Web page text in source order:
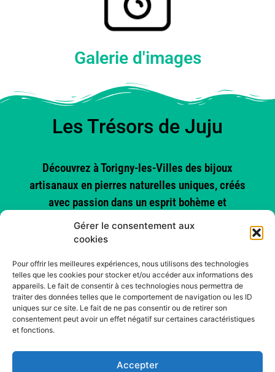
Gérer le consentement aux
cookies
Pour offrir les meilleures expériences, nous utilisons des technologies
telles que les cookies pour stocker et/ou accéder aux informations des
appareils. Le fait de consentir à ces technologies nous permettra de
traiter des données telles que le comportement de navigation ou les ID
uniques sur ce site. Le fait de ne pas consentir ou de retirer son
consentement peut avoir un effet négatif sur certaines caractéristiques
et fonctions.
Accepter
Galerie d'images
Les Trésors de Juju
Découvrez à Torigny-les-Villes des bijoux
artisanaux en pierres naturelles uniques, créés
avec passion dans un esprit bohème et
authentique.
Vues : 97